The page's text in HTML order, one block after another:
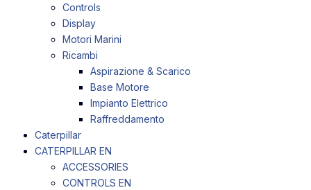
Controls
Display
Motori Marini
Ricambi
Aspirazione & Scarico
Base Motore
Impianto Elettrico
Raffreddamento
Caterpillar
CATERPILLAR EN
ACCESSORIES
CONTROLS EN